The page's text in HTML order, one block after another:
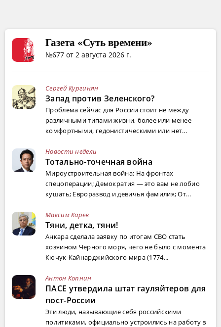
Газета «Суть времени»
№677 от 2 августа 2026 г.
Сергей Кургинян
Запад против Зеленского?
Проблема сейчас для России стоит не между
различными типами жизни, более или менее
комфортными, гедонистическими или нет...
Новости недели
Тотально-точечная война
Мироустроительная война: На фронтах
спецоперации; Демократия — это вам не лобио
кушать; Евроразвод и девичья фамилия; От...
Максим Карев
Тяни, детка, тяни!
Анкара сделала заявку по итогам СВО стать
хозяином Черного моря, чего не было с момента
Кючук-Кайнарджийского мира (1774...
Антон Копнин
ПАСЕ утвердила штат гауляйтеров для
пост-России
Эти люди, называющие себя российскими
политиками, официально устроились на работу в